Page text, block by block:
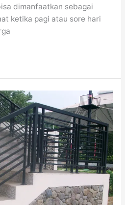
dimanfaatkan sebagai
ketika pagi atau sore hari